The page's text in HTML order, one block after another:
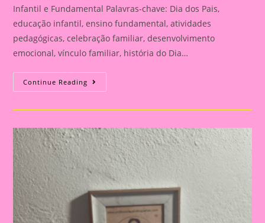
Infantil e Fundamental Palavras-chave: Dia dos Pais,
educação infantil, ensino fundamental, atividades
pedagógicas, celebração familiar, desenvolvimento
emocional, vínculo familiar, história do Dia…
Continue Reading Atividade
Para
Dia
Dia
Dos
Pais:
Celebração
E
Aprendizado
Na
Educação
Infantil
E
Fundamental